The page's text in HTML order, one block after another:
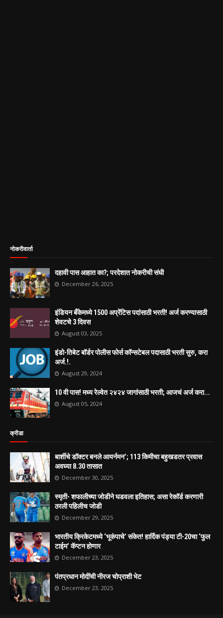
नोकरीवार्ता
दहावी पास आहात का?; परदेशात नोकरीची संधी
December 26, 2025
इंडियन बँकेमध्ये 1500 अप्रेंटिस पदांसाठी भरती! अर्ज करण्यासाठी
शेवटचे 3 दिवस
August 03, 2025
इंडो-तिबेट बॉर्डर पोलीस फोर्स कॉन्सटेबल पदासाठी भरती सुरु, करा
अर्ज.!.
August 29, 2024
10 वी पास! मध्य रेल्वेत २४२४ जागांसाठी भरती; आजचं अर्ज करा...
August 05, 2024
क्रीडा
बार्शीचे डॉक्टर बनले आयर्नमन’; 113 किमीचा बहुखडतर प्रवास
अवघ्या 8.30 तासात
December 30, 2025
स्मृती- शफालीच्या जोडीने घडवला इतिहास; असा रेकॉर्ड करणारी
ठरली पहिलीच जोडी
December 29, 2025
भारतीय क्रिकेटमध्ये ‘भूकंपाचे’ संकेत! हार्दिक पंड्या टी-20चा ‘फुल
टाईम’ कॅप्टन होणार
December 23, 2025
पंतप्रधान मोदींची नीरज चोप्राशी भेट
December 23, 2025